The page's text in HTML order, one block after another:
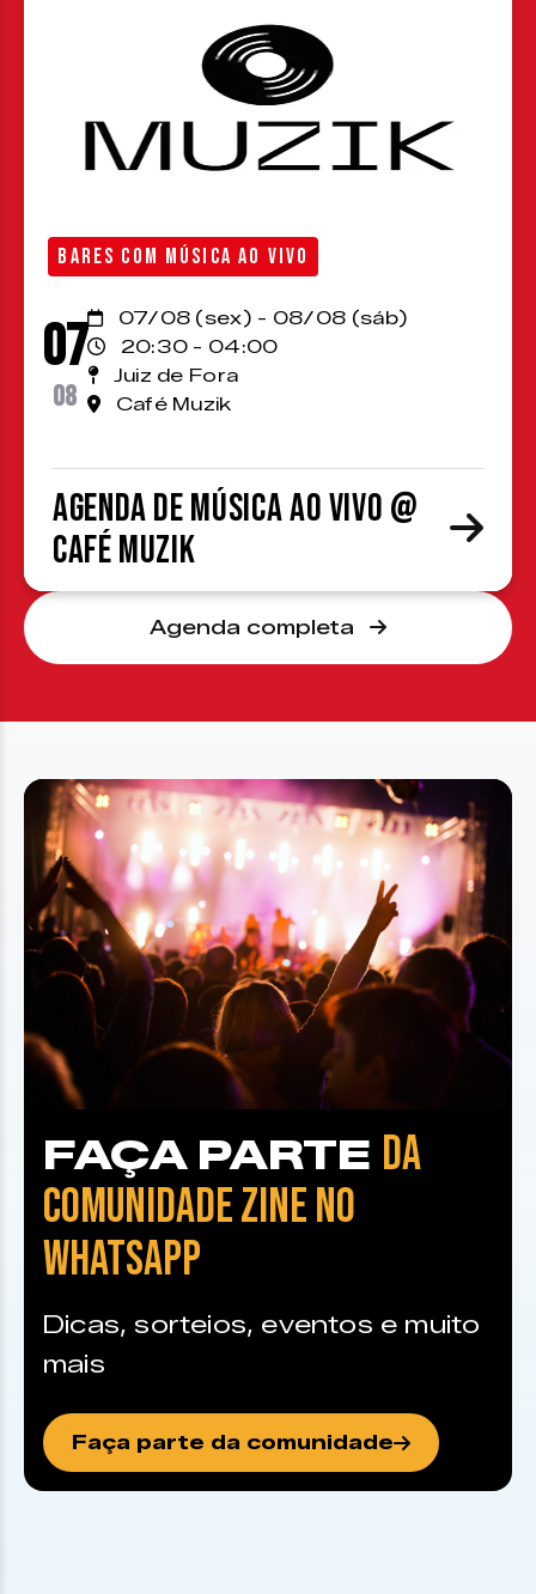
BARES COM MÚSICA AO VIVO
07
08
07/08 (sex) - 08/08 (sáb)
20:30 - 04:00
Juiz de Fora
Café Muzik
Agenda de Música ao Vivo @
Café Muzik
Agenda completa
FAÇA PARTE DA
COMUNIDADE ZINE NO
WHATSAPP
Dicas, sorteios, eventos e muito
mais
Faça parte da comunidade